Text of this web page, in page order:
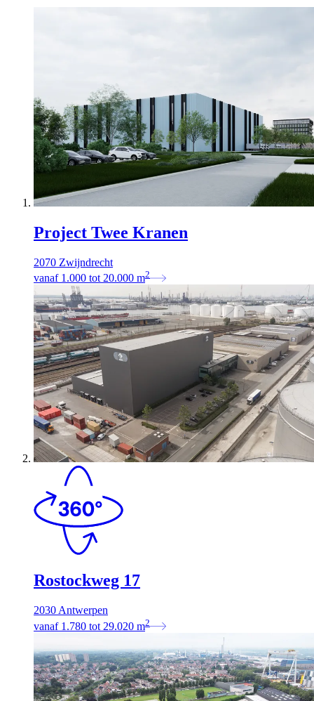
Project Twee Kranen
2070 Zwijndrecht
vanaf 1.000 tot 20.000 m2
Rostockweg 17
2030 Antwerpen
vanaf 1.780 tot 29.020 m2